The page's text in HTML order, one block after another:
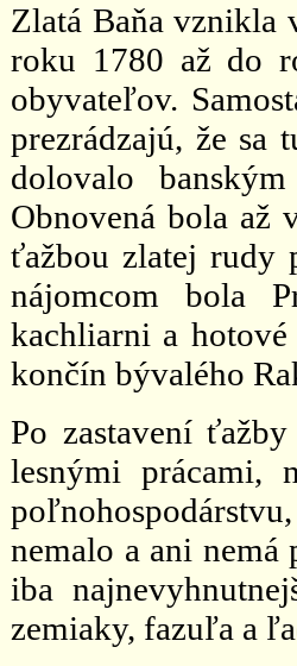
Zlatá Baňa vznikla
roku 1780 až do
obyvateľov.
prezrádzajú, že sa
dolovalo
Obnovená bola až
ťažbou zlatej rudy
nájomcom bola
kachliarni a
končín bývalého
Po zastavení
lesnými prácami,
nemalo a ani
iba
zemiaky, fazuľa a